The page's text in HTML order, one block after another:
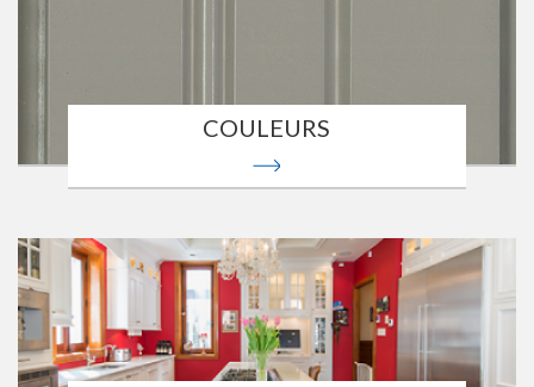
COULEURS